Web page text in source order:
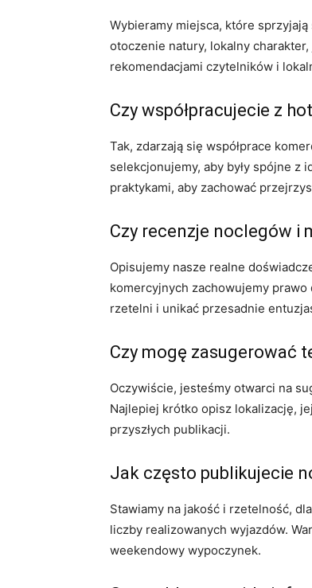
Wybieramy miejsca, które
otoczenie natury, lokalny
rekomendacjami czytelników i
Czy współpracujecie z
Tak, zdarzają się współprace
selekcjonujemy, aby były spójne z
praktykami, aby zachować
Czy recenzje noclegów i
Opisujemy nasze realne
komercyjnych zachowujemy prawo
rzetelni i unikać przesadnie
Czy mogę zasugerować
Oczywiście, jesteśmy otwarci na
Najlepiej krótko opisz lokalizację,
przyszłych publikacji.
Jak często publikujecie
Stawiamy na jakość i rzetelność,
liczby realizowanych wyjazdów.
weekendowy wypoczynek.